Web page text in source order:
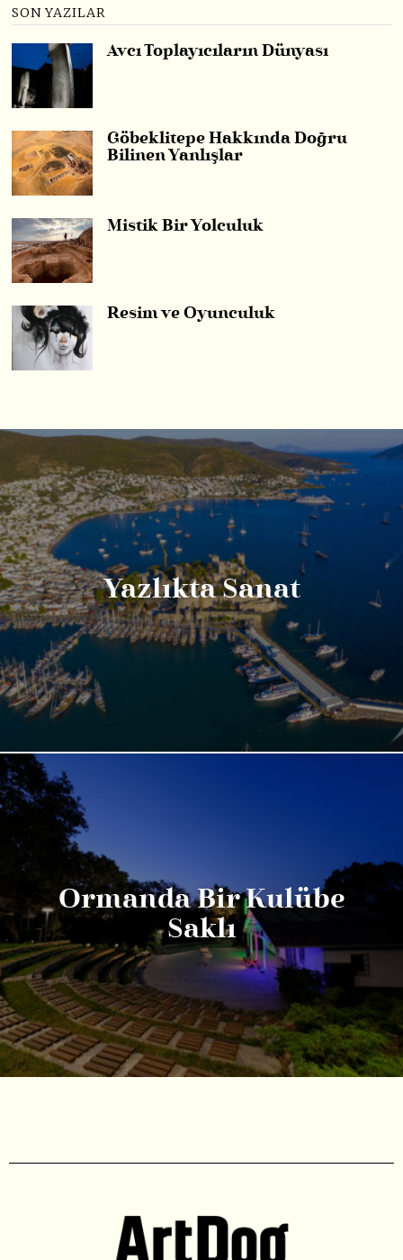
SON YAZILAR
Avcı Toplayıcıların Dünyası
Göbeklitepe Hakkında Doğru
Bilinen Yanlışlar
Mistik Bir Yolculuk
Resim ve Oyunculuk
Yazlıkta Sanat
Ormanda Bir Kulübe
Saklı